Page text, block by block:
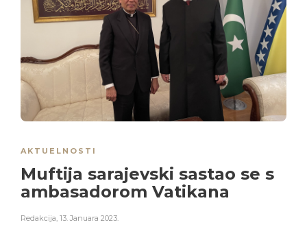
AKTUELNOSTI
Muftija sarajevski sastao se s
ambasadorom Vatikana
Redakcija, 13. Januara 2023.